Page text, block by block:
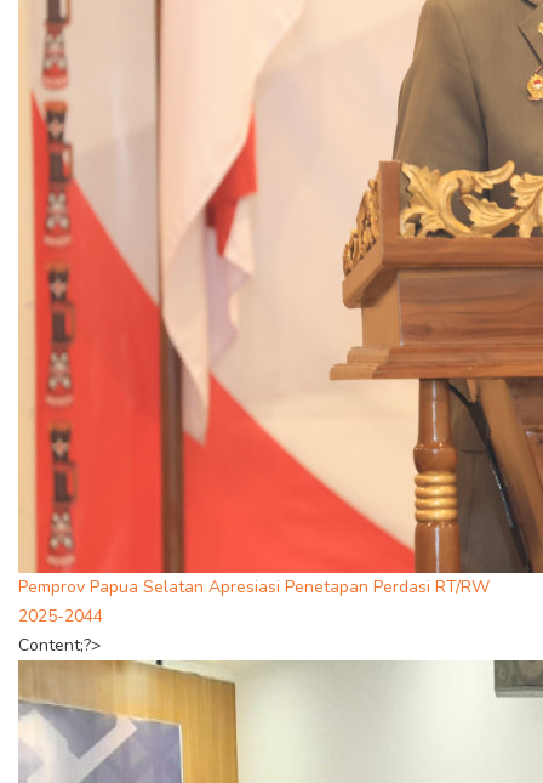
Pemprov Papua Selatan Apresiasi Penetapan Perdasi RT/RW
2025-2044
Content;?>